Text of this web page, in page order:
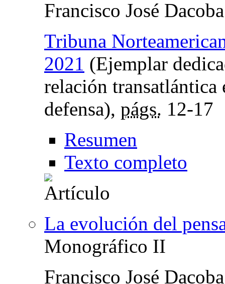
Francisco José
Tribuna
2021 (Ejemplar
relación transatlántica
defensa), págs. 12-17
Resumen
Texto completo
La evolución del
Monográfico II
Francisco José